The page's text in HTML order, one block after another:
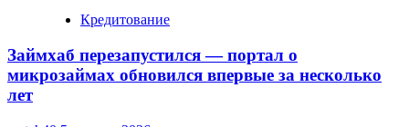
Кредитование
Займхаб перезапустился — портал о
микрозаймах обновился впервые за несколько
лет